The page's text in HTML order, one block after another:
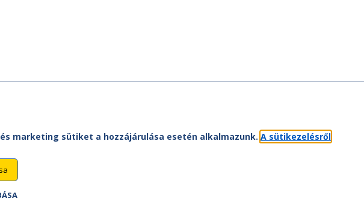
marketing sütiket a hozzájárulása esetén alkalmazunk. A sütikezelésről